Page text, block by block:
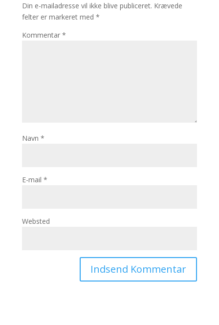
Din e-mailadresse vil ikke blive publiceret. Krævede
felter er markeret med *
Kommentar *
Navn *
E-mail *
Websted